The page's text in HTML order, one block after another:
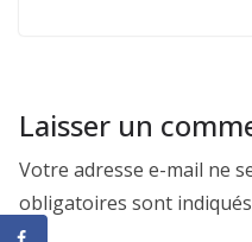
Laisser un
Votre adresse e-mail ne
obligatoires sont